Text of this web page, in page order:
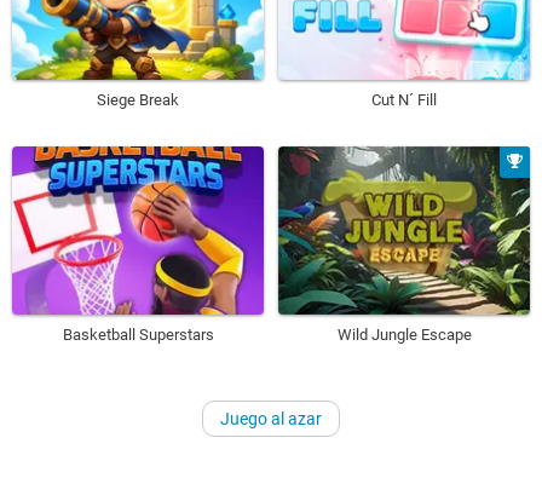
Siege Break Cut N´ Fill
Basketball Superstars Wild Jungle Escape
Juego al azar